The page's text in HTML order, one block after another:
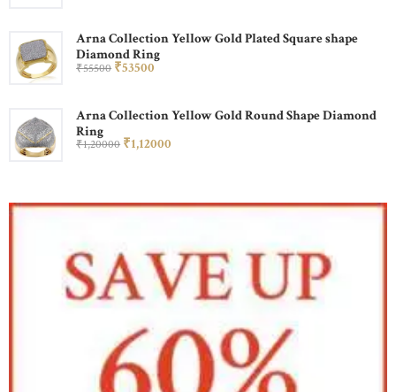
Arna Collection Yellow Gold Plated Square shape
Diamond Ring
₹55500 ₹53500
Arna Collection Yellow Gold Round Shape Diamond
Ring
₹1,20000 ₹1,12000